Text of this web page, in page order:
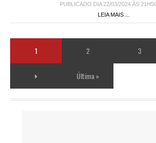
PUBLICADO DIA 22/03/2024 ÀS
LEIA MAIS ...
1 2 3
Última »